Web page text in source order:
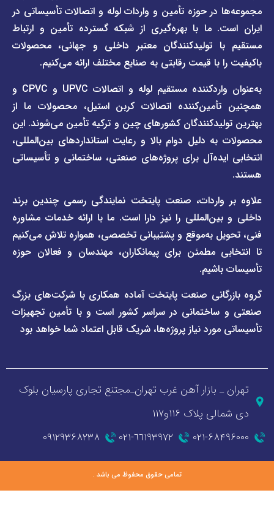
حوزه تأمین و واردات لوله و اتصالات تأسیساتی در
ما با بهره‌گیری از شبکه گسترده تأمین و ارتباط
تولیدکنندگان معتبر داخلی و جهانی، محصولات
با قیمت رقابتی به صنایع مختلف ارائه می‌کنیم.
به‌عنوان واردکننده مستقیم لوله و اتصالات UPVC و CPVC و
اتصالات کربن استیل، محصولات ما از
کشورهای چین و ترکیه تأمین می‌شوند. این
دلیل دوام بالا و رعایت استانداردهای بین‌المللی،
برای پروژه‌های صنعتی، ساختمانی و تأسیساتی
صنعت پایتخت نمایندگی رسمی چندین برند
را نیز دارا است. ما با ارائه خدمات مشاوره
به‌موقع و پشتیبانی تخصصی، همواره تلاش می‌کنیم
مطمئن برای پیمانکاران، مهندسان و فعالان حوزه
صنعت پایتخت آماده همکاری با شرکت‌های بزرگ
در سراسر کشور است و با تأمین تجهیزات
نیاز پروژه‌ها، شریک قابل اعتماد شما خواهد بود
سریع
صفحه
لیست
قیمت
صفحه
برند
پیمتاش
صفحه
برند
فاراب
پول
سریع
درباره
ما
قوانین
و
مقررات
وبلاگ
خبری
بازار آهن غرب تهران_مجتنع تجاری پارسیان بلوک
۱۱۶و۱۱۷
٦٦١٩٣٩٧٢-٠٢١ ۰۹۱۲۹۳۶۸۲۳۸
تمامی حقوق محفوظ می باشد .